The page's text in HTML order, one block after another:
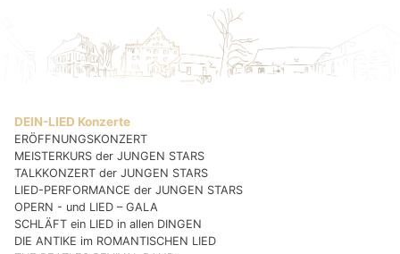
DEIN-LIED Konzerte
ERÖFFNUNGSKONZERT
MEISTERKURS der JUNGEN STARS
TALKKONZERT der JUNGEN STARS
LIED-PERFORMANCE der JUNGEN STARS
OPERN - und LIED – GALA
SCHLÄFT ein LIED in allen DINGEN
DIE ANTIKE im ROMANTISCHEN LIED